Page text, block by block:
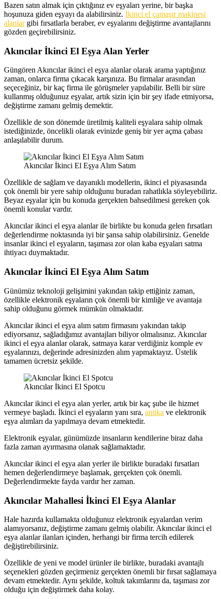
Bazen satın almak için çıktığınız ev eşyaları yerine, bir başka
hoşunuza giden eşyayı da alabilirsiniz. İkinci el çamaşır makinesi
alanlargibi fırsatlarla beraber, ev eşyalarını değiştirme avantajlarını
gözden geçirebilirsiniz.
Akıncılar İkinci El Eşya Alan Yerler
Güngören Akıncılar ikinci el eşya alanlar olarak arama yaptığınız
zaman, onlarca firma çıkacak karşınıza. Bu firmalar arasından
seçeceğiniz, bir kaç firma ile görüşmeler yapılabilir. Belli bir süre
kullanmış olduğunuz eşyalar, artık sizin için bir şey ifade etmiyorsa,
değiştirme zamanı gelmiş demektir.
Özellikle de son dönemde üretilmiş kaliteli eşyalara sahip olmak
istediğinizde, öncelikli olarak evinizde geniş bir yer açma çabası
anlaşılabilir durum.
Akıncılar İkinci El Eşya Alım Satım
Özellikle de sağlam ve dayanıklı modellerin, ikinci el piyasasında
çok önemli bir yere sahip olduğunu buradan rahatlıkla söyleyebiliriz.
Beyaz eşyalar için bu konuda gerçekten bahsedilmesi gereken çok
önemli konular vardır.
Akıncılar ikinci el eşya alanlar ile birlikte bu konuda gelen fırsatları
değerlendirme noktasında iyi bir şansa sahip olabilirsiniz. Genelde
insanlar ikinci el eşyaların, taşıması zor olan kaba eşyaları satma
ihtiyacı duymaktadır.
Akıncılar İkinci El Eşya Alım Satım
Günümüz teknoloji gelişimini yakından takip ettiğiniz zaman,
özellikle elektronik eşyaların çok önemli bir kimliğe ve avantaja
sahip olduğunu görmek mümkün olmaktadır.
Akıncılar ikinci el eşya alım satım firmasını yakından takip
ediyorsanız, sağladığımız avantajları biliyor olmalısınız. Akıncılar
ikinci el eşya alanlar olarak, satmaya karar verdiğiniz komple ev
eşyalarınızı, değerinde adresinizden alım yapmaktayız. Üstelik
tamamen ücretsiz şekilde.
Akıncılar İkinci El Spotcu
Akıncılar ikinci el eşya alan yerler, artık bir kaç şube ile hizmet
vermeye başladı. İkinci el eşyaların yanı sıra, antika ve elektronik
eşya alımları da yapılmaya devam etmektedir.
Elektronik eşyalar, günümüzde insanların kendilerine biraz daha
fazla zaman ayırmasına olanak sağlamaktadır.
Akıncılar ikinci el eşya alan yerler ile birlikte buradaki fırsatları
hemen değerlendirmeye başlamak, gerçekten çok önemli.
Değerlendirmekte fayda vardır her zaman.
Akıncılar Mahallesi İkinci El Eşya Alanlar
Hale hazırda kullamakta olduğunuz elektronik eşyalardan verim
alamıyorsanız, değiştirme zamanı gelmiş olabilir. Akıncılar ikinci el
eşya alanlar ilanları içinden, herhangi bir firma tercih edilerek
değiştirebilirsiniz.
Özellikle de yeni ve model ürünler ile birlikte, buradaki avantajlı
seçenekleri gözden geçirmeniz gerçekten önemli bir fırsat sağlamaya
devam etmektedir. Aynı şekilde, koltuk takımlarını da, taşıması zor
olduğu için değiştirmek daha kolay.